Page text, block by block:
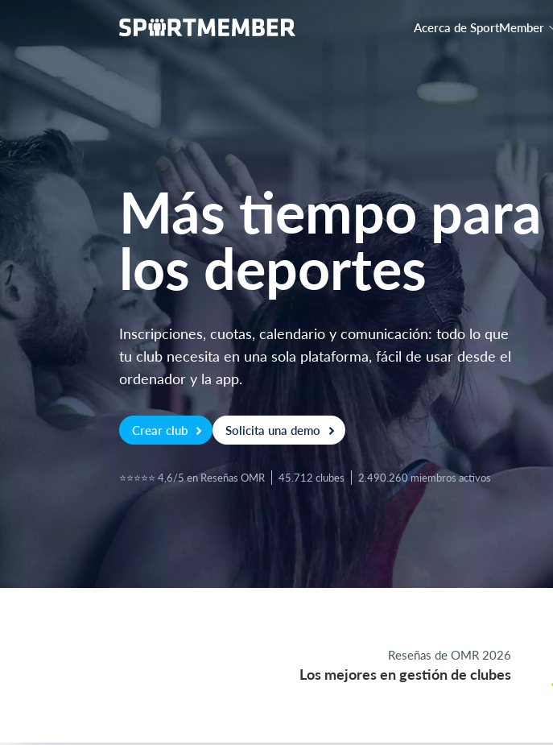
Acerca de SportMember
Más tiempo para
los deportes
Inscripciones, cuotas, calendario y comunicación: todo lo que
tu club necesita en una sola plataforma, fácil de usar desde el
ordenador y la app.
Crear club Solicita una demo
⭐⭐⭐⭐⭐ 4,6/5 en Reseñas OMR 45.712 clubes 2.490.260 miembros activos
Reseñas de OMR 2026
Los mejores en gestión de clubes